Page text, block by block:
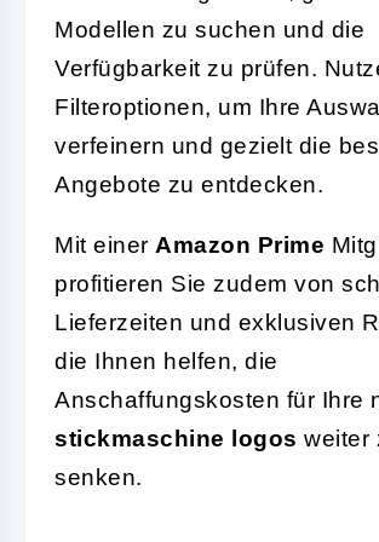
Modellen zu suchen und die
Verfügbarkeit zu prüfen.
Filteroptionen, um Ihre
verfeinern und gezielt die
Angebote zu entdecken.
Mit einer Amazon Prime
profitieren Sie zudem von
Lieferzeiten und exklusiven
die Ihnen helfen, die
Anschaffungskosten für Ihre
stickmaschine logos weiter
senken.